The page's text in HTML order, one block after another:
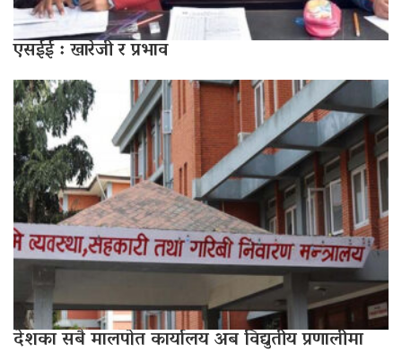
एसईई : खारेजी र प्रभाव
देशका सबै मालपोत कार्यालय अब विद्युतीय प्रणालीमा